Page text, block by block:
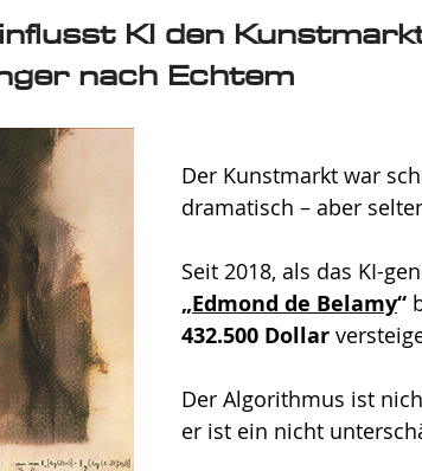
KI den
nach Echtem
Der Kunstmarkt war
dramatisch – aber
Seit 2018, als das KI-
„Edmond de Belamy“
432.500 Dollar
Der Algorithmus ist
er ist ein nicht